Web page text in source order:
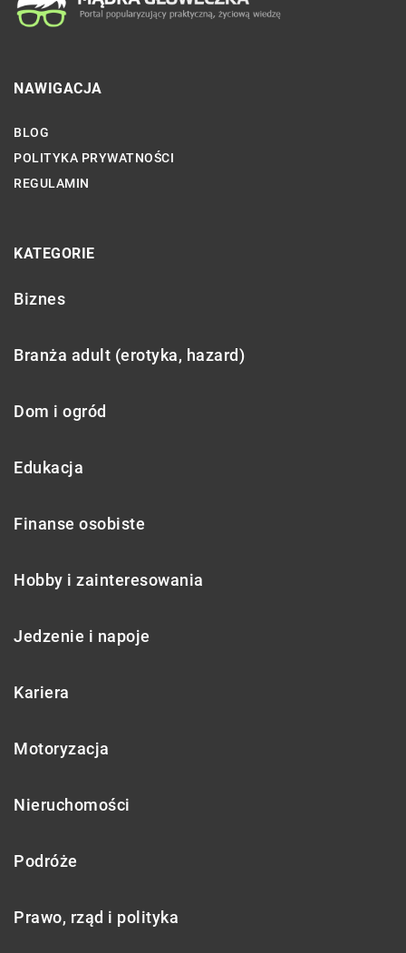
NAWIGACJA
BLOG
POLITYKA PRYWATNOŚCI
REGULAMIN
KATEGORIE
Biznes
Branża adult (erotyka, hazard)
Dom i ogród
Edukacja
Finanse osobiste
Hobby i zainteresowania
Jedzenie i napoje
Kariera
Motoryzacja
Nieruchomości
Podróże
Prawo, rząd i polityka